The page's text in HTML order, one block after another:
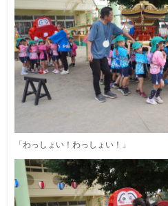
「わっしょい！わっしょい！」